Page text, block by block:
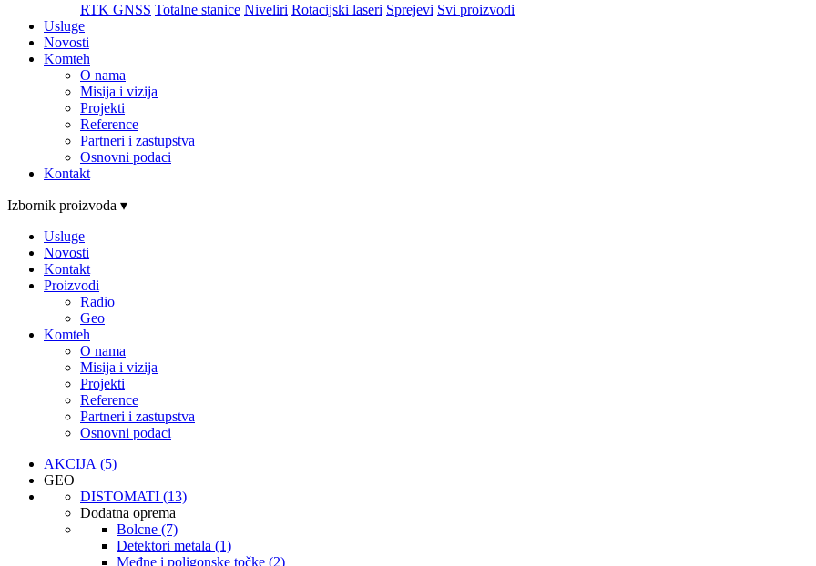
RTK GNSS Totalne stanice Niveliri Rotacijski laseri Sprejevi Svi proizvodi
Usluge
Novosti
Komteh
O nama
Misija i vizija
Projekti
Reference
Partneri i zastupstva
Osnovni podaci
Kontakt
Izbornik proizvoda ▾
Usluge
Novosti
Kontakt
Proizvodi
Radio
Geo
Komteh
O nama
Misija i vizija
Projekti
Reference
Partneri i zastupstva
Osnovni podaci
AKCIJA (5)
GEO
DISTOMATI (13)
Dodatna oprema
Bolcne (7)
Detektori metala (1)
Međne i poligonske točke (2)